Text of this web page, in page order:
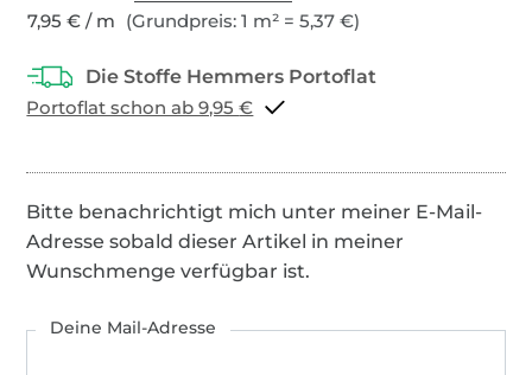
7,95 € / m (Grundpreis: 1 m² = 5,37 €)
Portoflat schon ab 9,95 €
Bitte benachrichtigt mich unter meiner E-Mail-
Adresse sobald dieser Artikel in meiner
Wunschmenge verfügbar ist.
Deine Mail-Adresse